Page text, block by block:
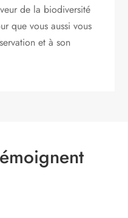
de la biodiversité
que vous aussi vous
et à son